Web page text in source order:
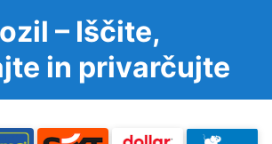
– Iščite,
in privarčujte